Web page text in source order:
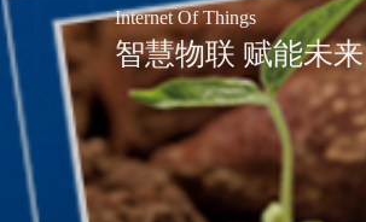
Internet Of Things
智慧物联 赋能未来